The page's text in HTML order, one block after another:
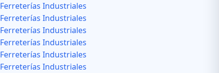
Ferreterías Industriales
Ferreterías Industriales
Ferreterías Industriales
Ferreterías Industriales
Ferreterías Industriales
Ferreterías Industriales